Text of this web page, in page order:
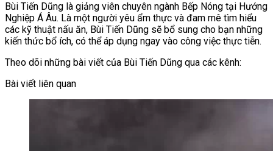
Bùi Tiến Dũng là giảng viên chuyên ngành Bếp Nóng tại Hướng
Nghiệp Á Âu. Là một người yêu ẩm thực và đam mê tìm hiểu
các kỹ thuật nấu ăn, Bùi Tiến Dũng sẽ bổ sung cho bạn những
kiến thức bổ ích, có thể áp dụng ngay vào công việc thực tiễn.
Theo dõi những bài viết của Bùi Tiến Dũng qua các kênh:
Bài viết liên quan